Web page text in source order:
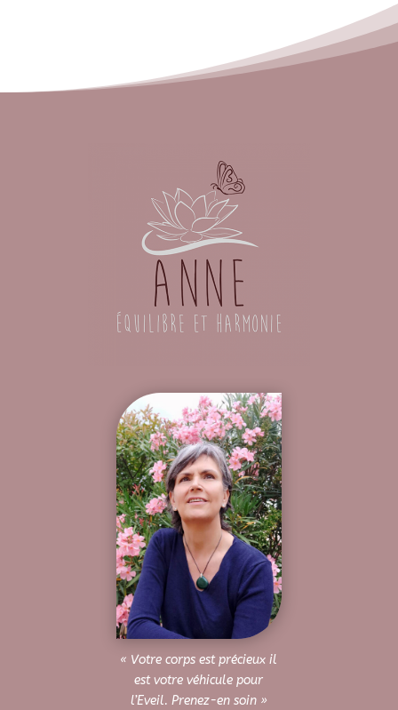
« Votre corps est précieux il
est votre véhicule pour
l’Eveil. Prenez-en soin »